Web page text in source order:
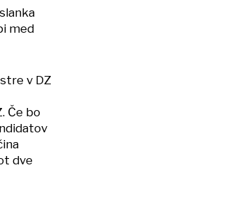
med
v DZ
Če bo
dve